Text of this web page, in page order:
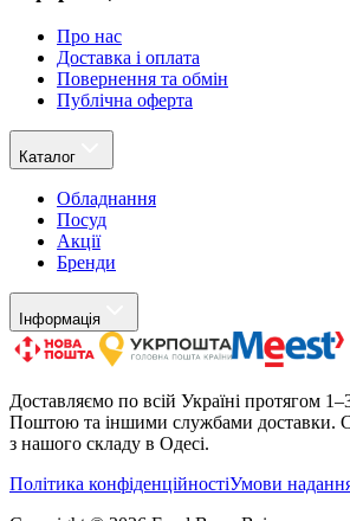
Про нас
Доставка і оплата
Повернення та обмін
Публічна оферта
Каталог
Обладнання
Посуд
Акції
Бренди
Інформація
Доставляємо по всій Україні протягом
Поштою та іншими службами доставки.
з нашого складу в Одесі.
Політика конфіденційностіУмови